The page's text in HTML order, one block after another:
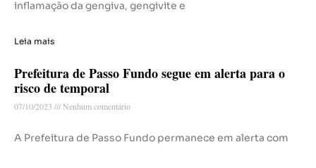
inflamação da gengiva, gengivite e
Leia mais
Prefeitura de Passo Fundo segue em alerta para o
risco de temporal
07/10/2023 Nenhum comentário
A Prefeitura de Passo Fundo permanece em alerta com